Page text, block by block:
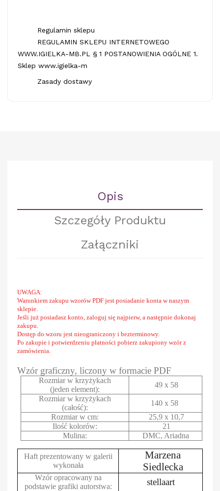
Regulamin sklepu
REGULAMIN SKLEPU INTERNETOWEGO
WWW.IGIELKA-MB.PL § 1 POSTANOWIENIA OGÓLNE 1.
Sklep www.igielka-m
Zasady dostawy
Opis
Szczegóły Produktu
Załączniki
UWAGA:
Warunkiem zakupu wzorów PDF jest posiadanie konta w naszym
sklepie.
Jeśli już posiadasz konto, zaloguj się najpierw, a następnie dokonaj
zakupu.
Dostęp do wzoru jest nieograniczony i bezterminowy.
Po zakupie i potwierdzeniu płatności pobierz zakupiony wzór z
zamówienia.
Wzór graficzny, liczony w formacie PDF
Rozmiar w krzyżykach
(jeden element):
49 x 58
Rozmiar w krzyżykach
(całość):
140 x 58
Rozmiar w cm:
25,9 x 10,7
Ilość kolorów:
21
Mulina:
DMC, Ariadna
Haft prezentowany w galerii
wykonała
Marzena
Siedlecka
Wzór opracowany na
podstawie grafiki autorstwa:
stellaart